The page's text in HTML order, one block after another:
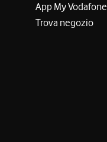
App My Vodafone
Trova negozio